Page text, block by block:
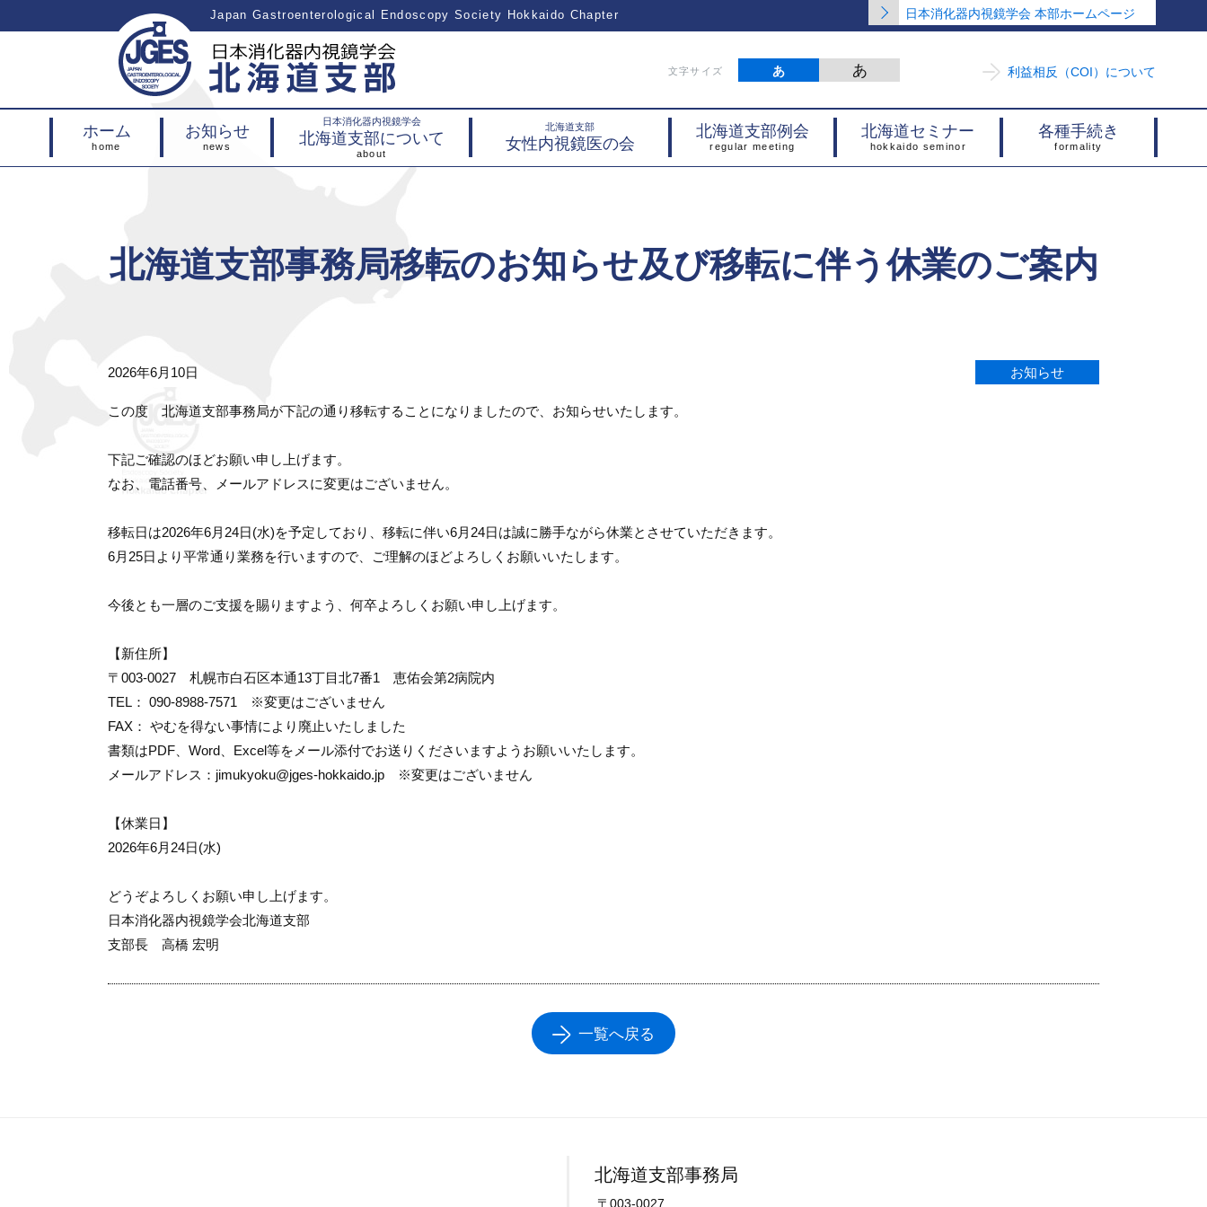
Japan Gastroenterological Endoscopy Society Hokkaido Chapter
文字サイズ
北海道支部事務局移転のお知らせ及び移転に伴う休業のご案内
ホーム お知らせ
日本消化器内視鏡学会
北海道支部について
北海道支部
女性内視鏡医の会
北海道支部例会 北海道セミナー 各種手続き
日本消化器内視鏡学会 本部ホームページ
利益相反（COI）について
お知らせ
2026年6月10日
この度 北海道支部事務局が下記の通り移転することになりましたので、お知らせいたします。
下記ご確認のほどお願い申し上げます。
なお、電話番号、メールアドレスに変更はございません。
移転日は2026年6月24日(水)を予定しており、移転に伴い6月24日は誠に勝手ながら休業とさせていただきます。
6月25日より平常通り業務を行いますので、ご理解のほどよろしくお願いいたします。
今後とも一層のご支援を賜りますよう、何卒よろしくお願い申し上げます。
【新住所】
〒003-0027 札幌市白石区本通13丁目北7番1 恵佑会第2病院内
TEL： 090-8988-7571 ※変更はございません
FAX： やむを得ない事情により廃止いたしました
書類はPDF、Word、Excel等をメール添付でお送りくださいますようお願いいたします。
メールアドレス： jimukyoku@jges-hokkaido.jp ※変更はございません
【休業日】
2026年6月24日(水)
どうぞよろしくお願い申し上げます。
日本消化器内視鏡学会北海道支部
支部長 高橋 宏明
一覧へ戻る
北海道支部事務局
〒003-0027